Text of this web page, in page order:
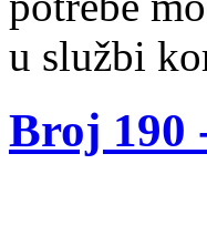
u službi
Broj 190